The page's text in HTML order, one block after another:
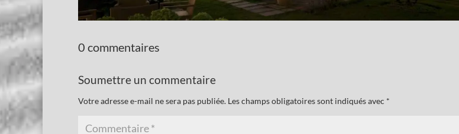
0 commentaires
Soumettre un commentaire
Votre adresse e-mail ne sera pas publiée. Les champs obligatoires sont indiqués avec *